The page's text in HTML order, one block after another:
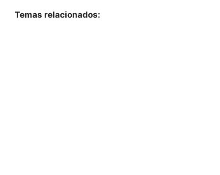
Temas relacionados: